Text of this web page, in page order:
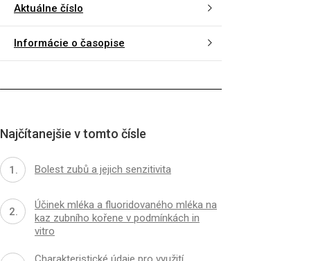
Aktuálne číslo
Informácie o časopise
Najčítanejšie v tomto čísle
Bolest zubů a jejich senzitivita
Účinek mléka a fluoridovaného mléka na
kaz zubního kořene v podmínkách in
vitro